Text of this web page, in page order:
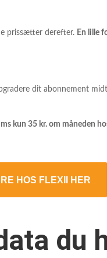
prissætter derefter. En lille
dit abonnement
kun 35 kr. om måneden
HOS FLEXII HER
du